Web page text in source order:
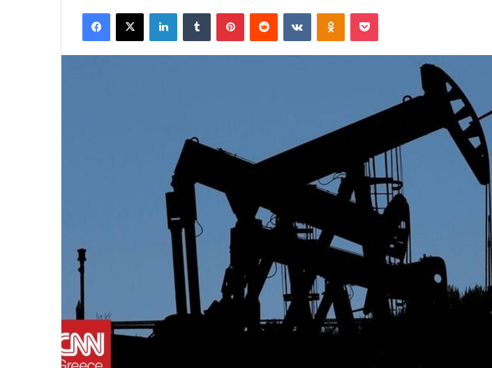
email
Facebook
X LinkedInTumblr PinterestReddit VKontakteOdnoklassniki
Pocket